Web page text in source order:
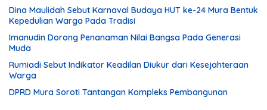
Dina Maulidah Sebut Karnaval Budaya HUT ke-24 Mura Bentuk
Kepedulian Warga Pada Tradisi
Imanudin Dorong Penanaman Nilai Bangsa Pada Generasi
Muda
Rumiadi Sebut Indikator Keadilan Diukur dari Kesejahteraan
Warga
DPRD Mura Soroti Tantangan Kompleks Pembangunan